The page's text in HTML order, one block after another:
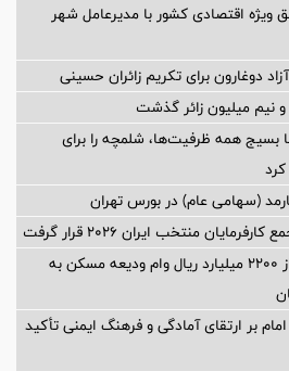
ویژه اقتصادی کشور با مدیرعامل شهر
دوغارون برای تکریم زائران حسینی
نیم میلیون زائر گذشت
بسیج همه ظرفیت‌ها، شلمچه را برای
کرد
(سهامی عام) در بورس تهران
منتخب ایران ۲۰۲۶ قرار گرفت
تسهیل در پرداخت بیش از ۲۲۰۰ میلیارد ریال وام ودیعه مسکن به
بر ارتقای آمادگی و فرهنگ ایمنی تأکید